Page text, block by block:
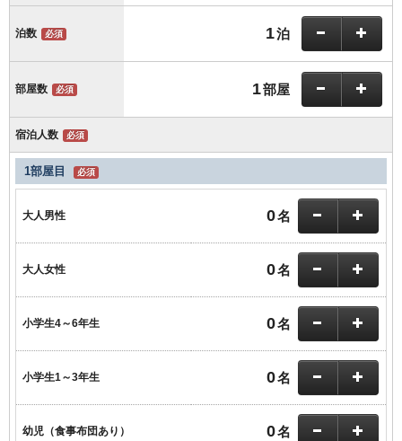
泊数 必須 1泊
部屋数 必須 1部屋
宿泊人数 必須
1部屋目 必須
大人男性 0名
大人女性 0名
小学生4～6年生 0名
小学生1～3年生 0名
幼児（食事布団あり） 0名